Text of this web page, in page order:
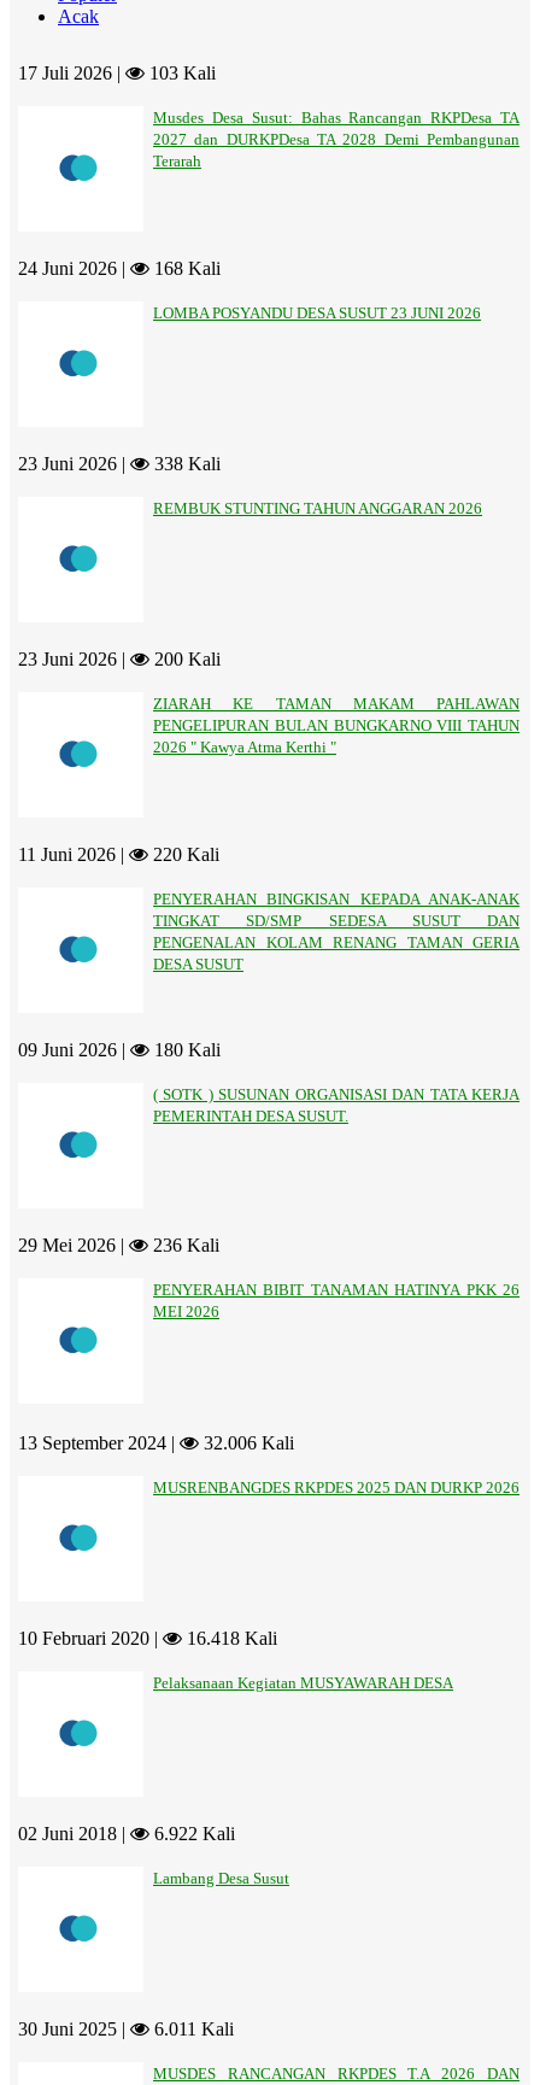
Acak
17 Juli 2026 | 103 Kali
Musdes Desa Susut: Bahas Rancangan RKPDesa TA
2027 dan DURKPDesa TA 2028 Demi Pembangunan
Terarah
24 Juni 2026 | 168 Kali
LOMBA POSYANDU DESA SUSUT 23 JUNI 2026
23 Juni 2026 | 338 Kali
REMBUK STUNTING TAHUN ANGGARAN 2026
23 Juni 2026 | 200 Kali
ZIARAH KE TAMAN MAKAM PAHLAWAN
PENGELIPURAN BULAN BUNGKARNO VIII TAHUN
2026 " Kawya Atma Kerthi "
11 Juni 2026 | 220 Kali
PENYERAHAN BINGKISAN KEPADA ANAK-ANAK
TINGKAT SD/SMP SEDESA SUSUT DAN
PENGENALAN KOLAM RENANG TAMAN GERIA
DESA SUSUT
09 Juni 2026 | 180 Kali
( SOTK ) SUSUNAN ORGANISASI DAN TATA KERJA
PEMERINTAH DESA SUSUT.
29 Mei 2026 | 236 Kali
PENYERAHAN BIBIT TANAMAN HATINYA PKK 26
MEI 2026
13 September 2024 | 32.006 Kali
MUSRENBANGDES RKPDES 2025 DAN DURKP 2026
10 Februari 2020 | 16.418 Kali
Pelaksanaan Kegiatan MUSYAWARAH DESA
02 Juni 2018 | 6.922 Kali
Lambang Desa Susut
30 Juni 2025 | 6.011 Kali
MUSDES RANCANGAN RKPDES T.A 2026 DAN